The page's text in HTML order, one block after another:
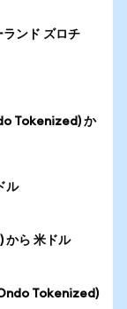
ンド ズロチ
Tokenized) か
ル
ら 米ドル
Tokenized)